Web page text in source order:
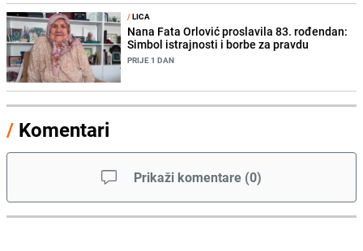
/LICA
Nana Fata Orlović proslavila 83. rođendan:
Simbol istrajnosti i borbe za pravdu
PRIJE 1 DAN
/ Komentari
Prikaži komentare (0)